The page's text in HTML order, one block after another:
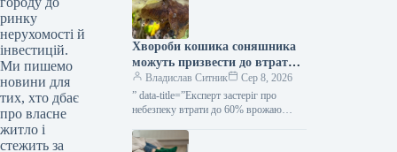
ринку
нерухомості й
інвестицій.
Ми пишемо
новини для
тих, хто дбає
про власне
житло і
стежить за
uryad-rozshiriv-programu-dostupnih-
kreditiv-dlya-fermeriv”>
Хвороби кошика соняшника
можуть призвести до втрати
до 60% врожаю — зазначає
експерт — КУРКУЛЬ
Владислав Ситник
Сер 8, 2026
” data-title=”Експерт застеріг про
небезпеку втрати до 60% врожаю